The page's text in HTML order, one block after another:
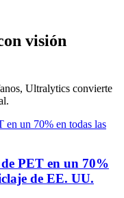
visión
Ultralytics convierte
PET en un 70%
de EE. UU.